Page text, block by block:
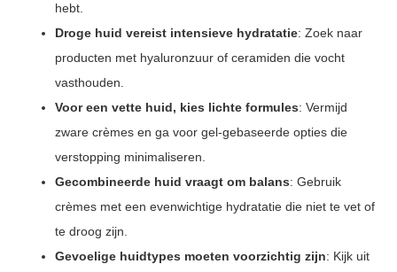
hebt.
Droge huid vereist intensieve hydratatie: Zoek naar
producten met hyaluronzuur of ceramiden die vocht
vasthouden.
Voor een vette huid, kies lichte formules: Vermijd
zware crèmes en ga voor gel-gebaseerde opties die
verstopping minimaliseren.
Gecombineerde huid vraagt om balans: Gebruik
crèmes met een evenwichtige hydratatie die niet te vet of
te droog zijn.
Gevoelige huidtypes moeten voorzichtig zijn: Kijk uit